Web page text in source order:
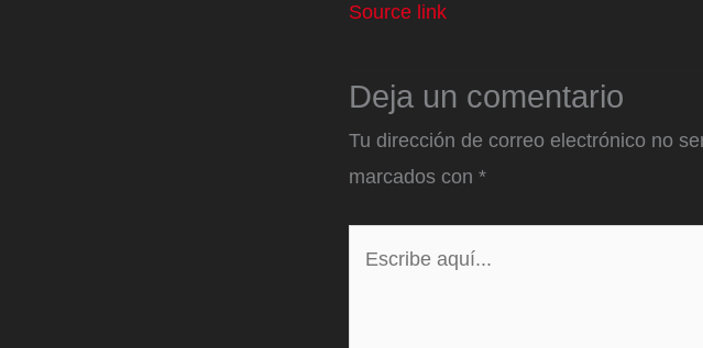
Source link
Deja un comentario
Tu dirección de correo electrónico no
marcados con *